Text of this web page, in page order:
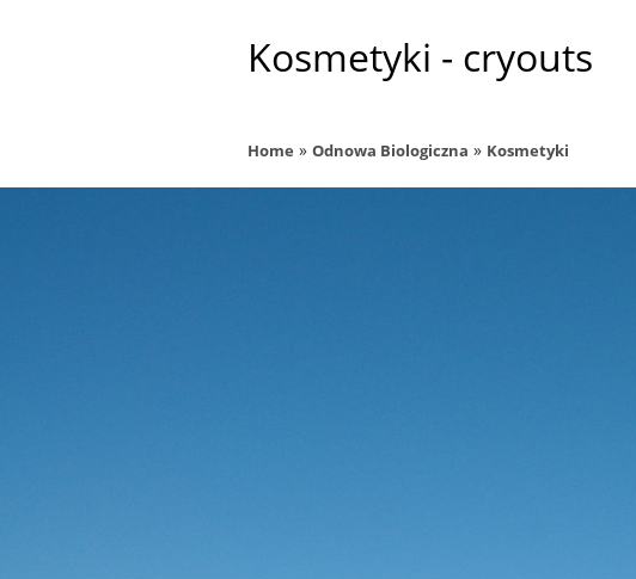
Kosmetyki - cryouts
Home » Odnowa Biologiczna » Kosmetyki